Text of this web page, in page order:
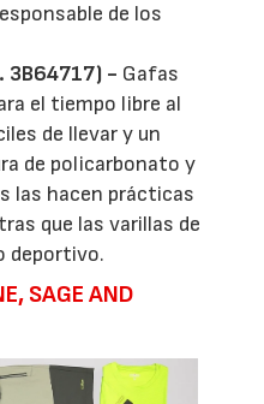
de los
3B64717) - Gafas
el tiempo libre al
de llevar y un
de policarbonato y
las hacen prácticas
que las varillas de
deportivo.
SAGE AND